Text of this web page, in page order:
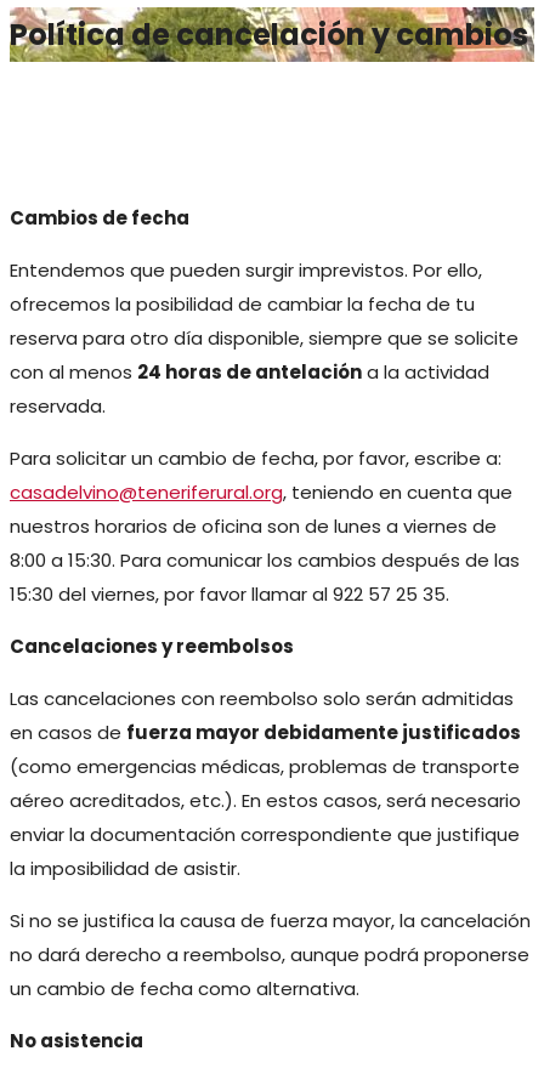
Política de cancelación y cambios
Cambios de fecha
Entendemos que pueden surgir imprevistos. Por ello,
ofrecemos la posibilidad de cambiar la fecha de tu
reserva para otro día disponible, siempre que se solicite
con al menos 24 horas de antelacióna la actividad
reservada.
Para solicitar un cambio de fecha, por favor, escribe a:
casadelvino@teneriferural.org, teniendo en cuenta que
nuestros horarios de oficina son de lunes a viernes de
8:00 a 15:30. Para comunicar los cambios después de las
15:30 del viernes, por favor llamar al 922 57 25 35.
Cancelaciones y reembolsos
Las cancelaciones con reembolso solo serán admitidas
en casos de fuerza mayor debidamente justificados
(como emergencias médicas, problemas de transporte
aéreo acreditados, etc.). En estos casos, será necesario
enviar la documentación correspondiente que justifique
la imposibilidad de asistir.
Si no se justifica la causa de fuerza mayor, la cancelación
no dará derecho a reembolso, aunque podrá proponerse
un cambio de fecha como alternativa.
No asistencia